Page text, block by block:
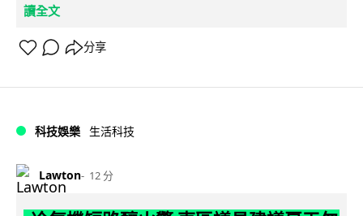
讀全文
分享
科技娛樂 生活科技
Lawton 12 分